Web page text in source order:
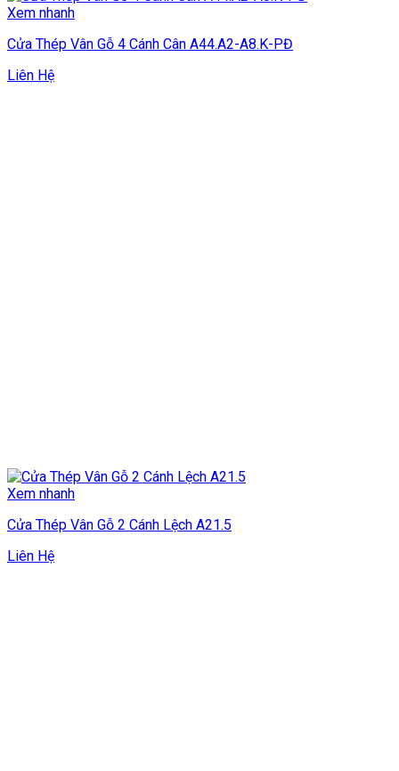
Xem nhanh
Cửa Thép Vân Gỗ 4 Cánh Cân A44.A2-A8.K-PĐ
Liên Hệ
Xem nhanh
Cửa Thép Vân Gỗ 2 Cánh Lệch A21.5
Liên Hệ